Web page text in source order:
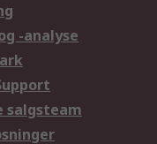
-analyse
salgsteam